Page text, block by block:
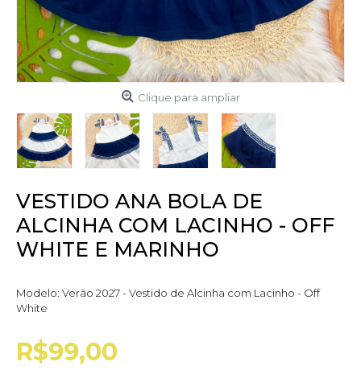
Clique para ampliar
VESTIDO ANA BOLA DE
ALCINHA COM LACINHO - OFF
WHITE E MARINHO
Modelo: Verão 2027 - Vestido de Alcinha com Lacinho - Off
White
R$99,00